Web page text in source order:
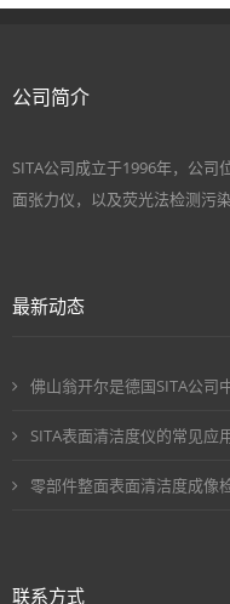
公司简介
SITA公司成立于1996年，公
面张力仪，以及荧光法检测污
最新动态
佛山翁开尔是德国SITA公司
SITA表面清洁度仪的常见应
零部件整面表面清洁度成像
联系方式